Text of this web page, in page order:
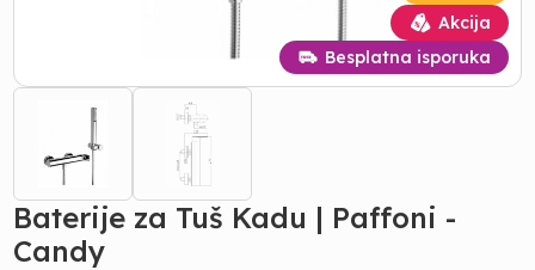
Akcija
Besplatna isporuka
Baterije za Tuš Kadu | Paffoni -
Candy